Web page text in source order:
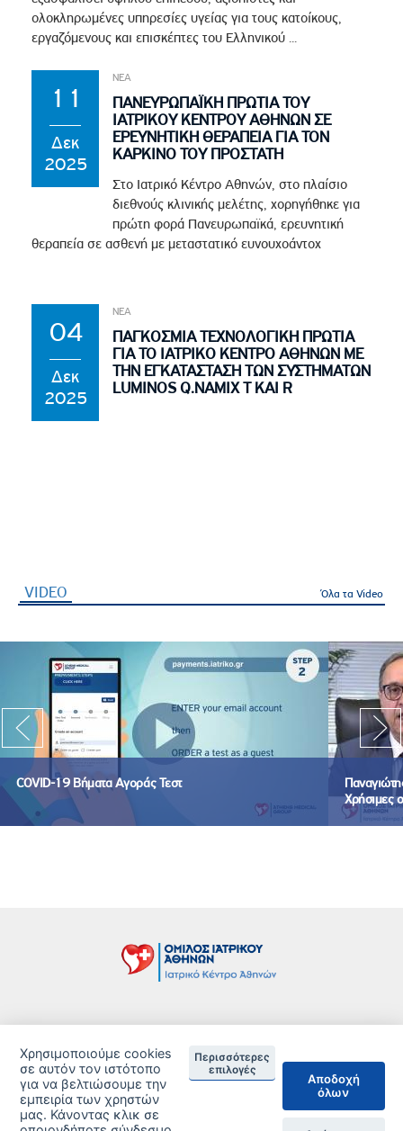
ολοκληρωμένες υπηρεσίες υγείας για τους κατοίκους,
εργαζόμενους και επισκέπτες του Ελληνικού ...
11
Δεκ
2025
ΝΕΑ
ΠΑΝΕΥΡΩΠΑΪΚΗ ΠΡΩΤΙΑ ΤΟΥ
ΙΑΤΡΙΚΟΥ ΚΕΝΤΡΟΥ ΑΘΗΝΩΝ ΣΕ
ΕΡΕΥΝΗΤΙΚΗ ΘΕΡΑΠΕΙΑ ΓΙΑ ΤΟΝ
ΚΑΡΚΙΝΟ ΤΟΥ ΠΡΟΣΤΑΤΗ
Στο Ιατρικό Κέντρο Αθηνών, στο πλαίσιο
διεθνούς κλινικής μελέτης, χορηγήθηκε για
πρώτη φορά Πανευρωπαϊκά, ερευνητική
θεραπεία σε ασθενή με μεταστατικό ευνουχοάντοχ
04
Δεκ
2025
ΝΕΑ
ΠΑΓΚΟΣΜΙΑ ΤΕΧΝΟΛΟΓΙΚΗ ΠΡΩΤΙΑ
ΓΙΑ ΤΟ ΙΑΤΡΙΚΟ ΚΕΝΤΡΟ ΑΘΗΝΩΝ ΜΕ
ΤΗΝ ΕΓΚΑΤΑΣΤΑΣΗ ΤΩΝ ΣΥΣΤΗΜΑΤΩΝ
LUMINOS Q.NAMIX T ΚΑΙ R
VIDEO Όλα τα Video
COVID-19 Βήματα Αγοράς Τεστ
Χρήσιμες
Δείτε τις Πιστοποιήσεις ανά Κλινική
Χρησιμοποιούμε cookies
σε αυτόν τον ιστότοπο
για να βελτιώσουμε την
εμπειρία των χρηστών
μας. Κάνοντας κλικ σε
Περισσότερες
επιλογές
Αποδοχή
όλων